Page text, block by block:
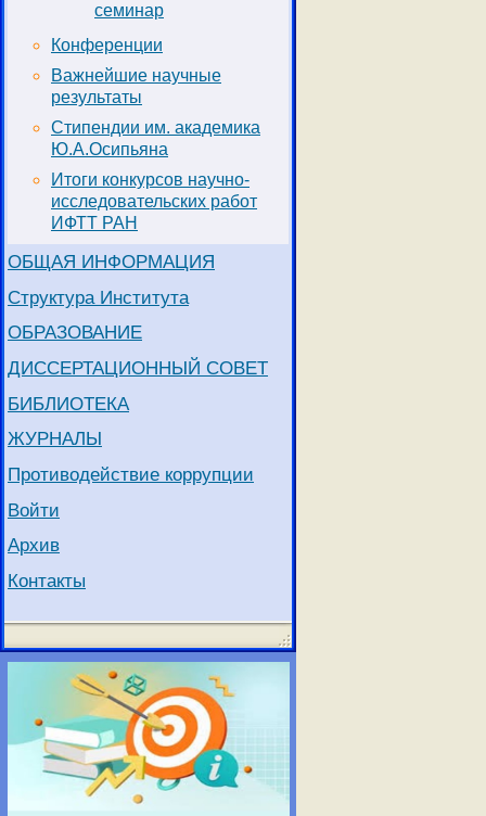
семинар
Конференции
Важнейшие научные
результаты
Стипендии им. академика
Ю.А.Осипьяна
Итоги конкурсов научно-
исследовательских работ
ИФТТ РАН
ОБЩАЯ ИНФОРМАЦИЯ
Структура Института
ОБРАЗОВАНИЕ
ДИССЕРТАЦИОННЫЙ СОВЕТ
БИБЛИОТЕКА
ЖУРНАЛЫ
Противодействие коррупции
Войти
Архив
Контакты